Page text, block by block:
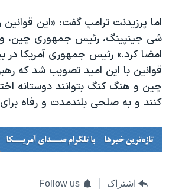
اما پرزیدنت ترامپ گفت: «این قوانین
شی جینپینگ، رئیس جمهوری چین،
امضا کرد.» رئیس جمهوری آمریکا در
قوانین با این امید تصویب شد که
چین و هنگ کنگ بتوانند دوستانه
کنند و به صلحی بلندمدت و رفاه
اشتراک Follow us